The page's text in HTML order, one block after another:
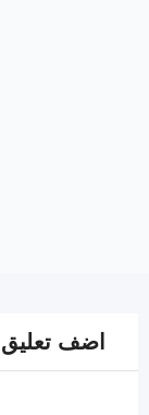
اضف تعليق